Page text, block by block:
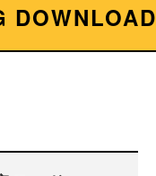
DOWNLOAD